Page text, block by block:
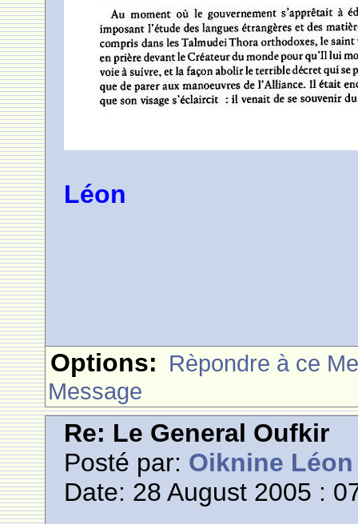
Léon
Options: Rèpondre à ce
Message
Re: Le General Oufkir
Posté par: Oiknine Léon
Date: 28 August 2005 :